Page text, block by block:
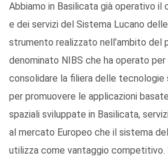
Abbiamo in Basilicata già operativo
e dei servizi del Sistema Lucano
strumento realizzato nell’ambito
denominato NIBS che ha operato
consolidare la filiera delle tecnologie
per promuovere le applicazioni
spaziali sviluppate in Basilicata,
al mercato Europeo che il sistema
utilizza come vantaggio competitivo.